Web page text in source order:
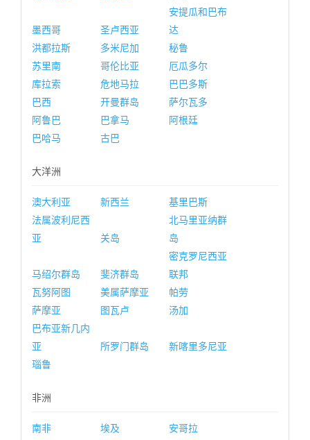
墨西哥 圣卢西亚
安提瓜和巴布
达
洪都拉斯
多米尼加
秘鲁
苏里南
哥伦比亚
厄瓜多尔
库拉索
危地马拉
巴巴多斯
巴西
开曼群岛
萨尔瓦多
阿鲁巴
巴拿马
阿根廷
巴哈马
古巴
大洋洲
澳大利亚 新西兰
基里巴斯
法属波利尼西
亚
关岛
北马里亚纳群
岛
马绍尔群岛 斐济群岛
密克罗尼西亚
联邦
瓦努阿图
美属萨摩亚
帕劳
萨摩亚
图瓦卢
汤加
巴布亚新几内
亚
所罗门群岛
新喀里多尼亚
瑙鲁
非洲
南非 埃及
安哥拉